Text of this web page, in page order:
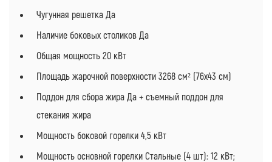
Чугунная решетка Да
Наличие боковых столиков Да
Общая мощность 20 кВт
Площадь жарочной поверхности 3268 см² (76х43 см)
Поддон для сбора жира Да + съемный поддон для
стекания жира
Мощность боковой горелки 4,5 кВт
Мощность основной горелки Стальные (4 шт): 12 кВт;